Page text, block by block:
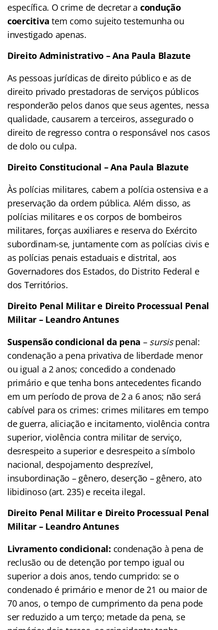
específica. O crime de decretar a condução
coercitiva tem como sujeitotestemunha ou
investigado apenas.
Direito Administrativo –Ana Paula Blazute
As pessoas jurídicas de direito público e as de
direito privado prestadoras de serviços públicos
responderão pelos danos que seus agentes, nessa
qualidade, causarem a terceiros, assegurado o
direito de regresso contra o responsável nos casos
de dolo ou culpa.
Direito Constitucional –Ana Paula Blazute
Às polícias militares, cabem a polícia ostensiva e a
preservação da ordem pública. Além disso, as
polícias militares e os corpos de bombeiros
militares, forças auxiliares e reserva do Exército
subordinam-se, juntamente com as polícias civis e
as polícias penais estaduais e distrital, aos
Governadores dos Estados, do Distrito Federal e
dos Territórios.
Direito Penal Militar e Direito Processual Penal
Militar – Leandro Antunes
Suspensão condicional da pena – sursispenal:
condenação a pena privativa de liberdade menor
ou igual a 2 anos; concedido a condenado
primário e que tenha bons antecedentes ficando
em um período de prova de 2 a 6 anos; não será
cabível para os crimes: crimes militares em tempo
de guerra, aliciação e incitamento, violência contra
superior, violência contra militar de serviço,
desrespeito a superior e desrespeito a símbolo
nacional, despojamento desprezível,
insubordinação – gênero, deserção – gênero, ato
libidinoso (art. 235) e receita ilegal.
Direito Penal Militar e Direito Processual Penal
Militar – Leandro Antunes
Livramento condicional: condenação à pena de
reclusão ou de detenção por tempo igual ou
superior a dois anos, tendo cumprido: se o
condenado é primário e menor de 21 ou maior de
70 anos, o tempo de cumprimento da pena pode
ser reduzido a um terço; metade da pena, se